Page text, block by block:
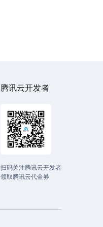
腾讯云开发者
扫码关注腾讯云开发者
领取腾讯云代金券